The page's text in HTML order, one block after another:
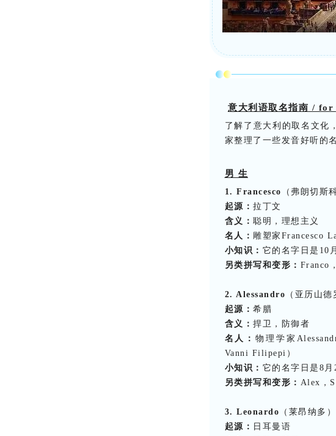
意大利语取名指南 / for
了解了意大利的取名文化
家整理了一些发音好听的
男 生
1. Francesco （弗朗切斯
起源： 拉丁文
含义： 聪明，理想主义
名人： 雕塑家Francesco
小知识： 它的名字日是10
另类拼写和变形： Franco
2. Alessandro （亚历山德
起源： 希腊
含义： 捍卫，防御者
名人：物理学家
Vanni Filipepi）
小知识： 它的名字日是8月
另类拼写和变形： Alex，
3. Leonardo （莱昂纳多）
起源： 日耳曼语